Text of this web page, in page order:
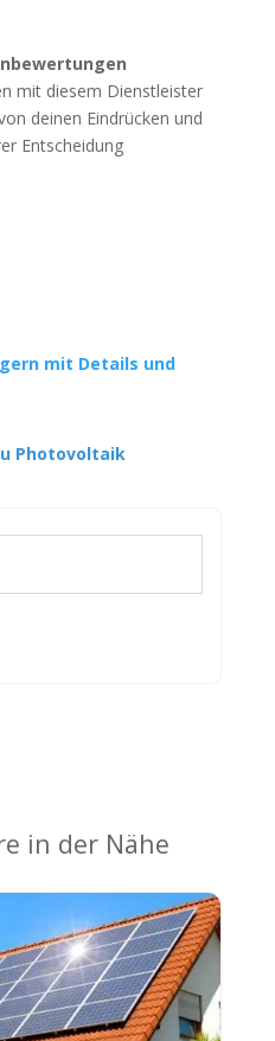
mit diesem Dienstleister
deinen Eindrücken und
Entscheidung
mit Details und
Photovoltaik
in der Nähe